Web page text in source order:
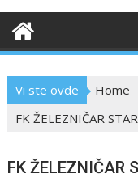
Vi ste ovde Home
FK ŽELEZNIČAR
FK ŽELEZNIČAR